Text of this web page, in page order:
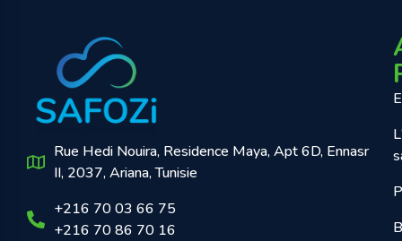
Rue Hedi Nouira, Residence Maya, Apt 6D, Ennasr
II, 2037, Ariana, Tunisie
+216 70 03 66 75
+216 70 86 70 16